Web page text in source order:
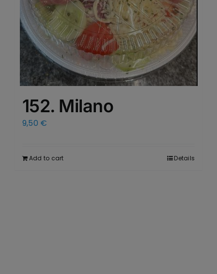
152. Milano
9,50 €
Add to cart Details